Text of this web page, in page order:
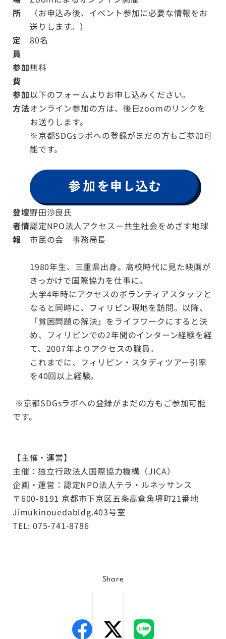
所
（お申込み後、イベント参加に必要な情報をお
送りします。）
定
員
80名
参加
費
無料
参加
方法
以下のフォームよりお申し込みください。
オンライン参加の方は、後日zoomのリンクを
お送りします。
※京都SDGsラボへの登録がまだの方もご参加可
能です。
登壇
者情
報
野田沙良氏
認定NPO法人アクセス－共生社会をめざす地球
市民の会 事務局長
1980年生、三重県出身。高校時代に見た映画が
きっかけで国際協力を仕事に。
大学4年時にアクセスのボランティアスタッフと
なると同時に、フィリピン現地を訪問。以降、
「貧困問題の解決」をライフワークにすると決
め、フィリピンでの2年間のインターン経験を経
て、2007年よりアクセスの職員。
これまでに、フィリピン・スタディツアー引率
を40回以上経験。
※京都SDGsラボへの登録がまだの方もご参加可能
です。
【主催・運営】
主催：独立行政法人国際協力機構（JICA）
企画・運営：認定NPO法人テラ・ルネッサンス
〒600-8191 京都市下京区五条高倉角堺町21番地
Jimukinouedabldg.403号室
TEL: 075-741-8786
Share